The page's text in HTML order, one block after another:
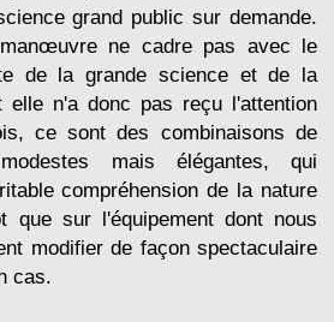
grand public sur demande.
ne cadre pas avec le
de la grande science et de la
elle n'a donc pas reçu l'attention
ce sont des combinaisons de
mais élégantes, qui
compréhension de la nature
que sur l'équipement dont nous
modifier de façon spectaculaire
cas.